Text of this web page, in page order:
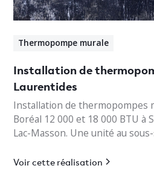
Thermopompe murale
Installation de
Laurentides
Installation de thermopompes
Boréal 12 000 et 18 000 BTU
Lac-Masson. Une unité au
Voir cette réalisation